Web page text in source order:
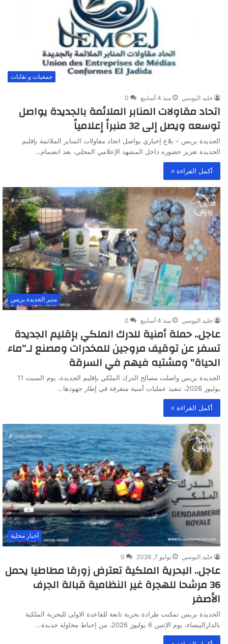
جمعيات و نقابات
خليد اليوسي منذ 4 أسابيع 0
اتحاد مقاولات المنابر الملائمة بالجديدة يواصل
توسعه ويصل إلى 32 منبراً إعلامياً
الجديدة بريس – بلاغ إخباري يواصل اتحاد مقاولات المنابر الملائمة بإقليم
الجديدة تعزيز حضوره داخل المشهد الإعلامي المحلي، بعد انضمام…
أكمل القراءة »
منبر الجديدة بريس
خليد اليوسي منذ 4 أسابيع 0
عاجل.. حملة أمنية للدرك الملكي بإقليم الجديدة
تسفر عن توقيف مروجين للمخدرات ومصنع لـ”ماء
الحياة” ومشتبه فيهم في السرقة
الجديدة بريس واصلت مصالح الدرك الملكي بإقليم الجديدة، يوم السبت 11
يوليوز 2026، تنفيذ عمليات أمنية متفرقة في إطار جهودها…
أكمل القراءة »
أخبار محلية
خليد اليوسي يوليو 7, 2026 0
عاجل.. البحرية الملكية تعترض زورقا مطاطيا يحمل
36 مرشحا للهجرة غير النظامية قبالة الجرف
الأصفر
الجديدة بريس تمكنت طرادة بحرية تابعة للقاعدة الاولى للبحرية الملكية
بالدارالبيضاء، يوم الإثنين 6 يوليوز 2026، من إحباط محاولة جديدة…